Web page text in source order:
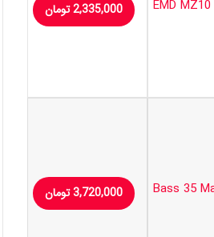
2,335,000تومان
3,720,000تومان